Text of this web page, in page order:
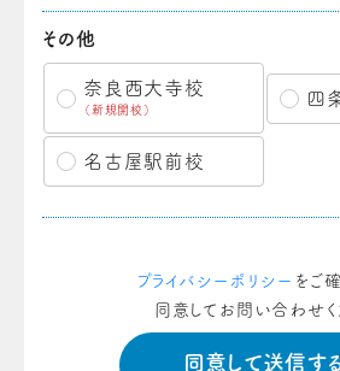
その他
奈良西大寺校
（新規開校）
四
名古屋駅前校
プライバシーポリシー をご
同意してお問い合わせく